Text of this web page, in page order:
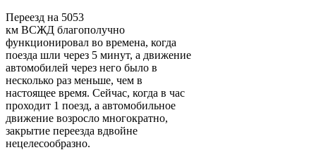
Переезд на 5053
км ВСЖД благополучно
функционировал во времена, когда
поезда шли через 5 минут, а движение
автомобилей через него было в
несколько раз меньше, чем в
настоящее время. Сейчас, когда в час
проходит 1 поезд, а автомобильное
движение возросло многократно,
закрытие переезда вдвойне
нецелесообразно.